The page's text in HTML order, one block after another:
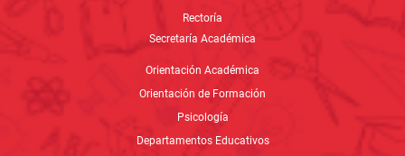
Rectoría
Secretaría Académica
Orientación Académica
Orientación de Formación
Psicología
Departamentos Educativos